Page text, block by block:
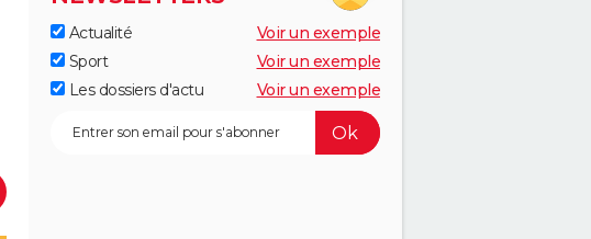
Actualité
Voir un exemple
Sport
Voir un exemple
Les dossiers d'actu
Voir un exemple